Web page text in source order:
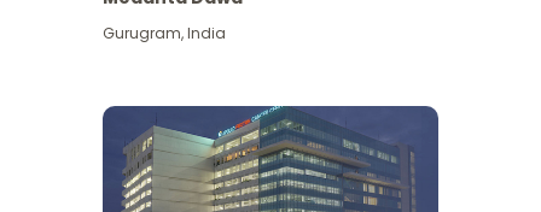
Gurugram,India